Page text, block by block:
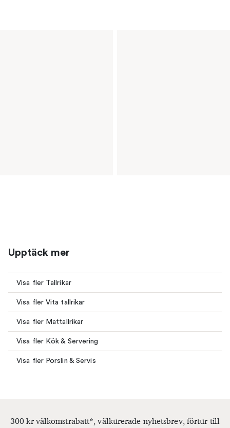
Upptäck mer
Visa fler Tallrikar
Visa fler Vita tallrikar
Visa fler Mattallrikar
Visa fler Kök & Servering
Visa fler Porslin & Servis
300 kr välkomstrabatt*, välkurerade nyhetsbrev, förtur till